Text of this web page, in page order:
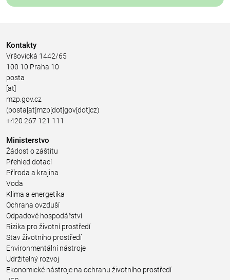
Kontakty
Vršovická 1442/65
100 10 Praha 10
posta
[at]
mzp.gov.cz
(posta[at]mzp[dot]gov[dot]cz)
+420 267 121 111
Ministerstvo
Žádost o záštitu
Přehled dotací
Příroda a krajina
Voda
Klima a energetika
Ochrana ovzduší
Odpadové hospodářství
Rizika pro životní prostředí
Stav životního prostředí
Environmentální nástroje
Udržitelný rozvoj
Ekonomické nástroje na ochranu životního prostředí